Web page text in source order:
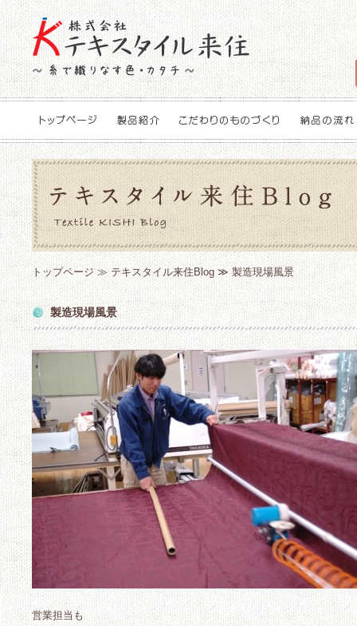
トップページ ≫ テキスタイル来住Blog ≫ 製造現場風景
製造現場風景
営業担当も